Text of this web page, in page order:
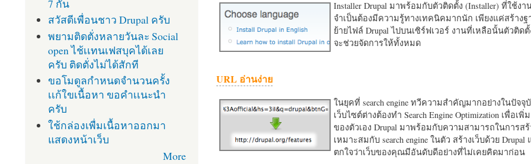
Installer Drupal มาพร้อมกับตัวติดตั้ง (Installer) ที่ใช้งา
จำเป็นต้องมีความรู้ทางเทคนิคมากนัก เพียงแค่สร้าง
ย้ายไฟล์ Drupal ไปบนเซิร์ฟเวอร์ งานที่เหลือนั้นตัวติดตั้
จะช่วยจัดการให้ทั้งหมด
URL อ่านง่าย
ในยุคที่ search engine ทวีความสำคัญมากอย่างในปัจจุ
เว็บไซต์ต่างต้องทำ Search Engine Optimization เพื่อเ
ของตัวเอง Drupal มาพร้อมกับความสามารถในการสร้
เหมาะสมกับ search engine ในตัว สร้างเว็บด้วย
ตกใจว่าเว็บของคุณมีอันดับดีอย่างที่ไม่เคยคิดมาก่อน
7 กัน
สวัสดีเพื่อนชาว Drupal ครับ
พยามติดตั่งหลายวันละ Social
open ไช้เเทนเฟสบุคได้เลย
ครับ ติดตั่งไม่ได้สักที
ขอโมดูลกำหนดจำนวนครั้ง
เเก้ใขเนื้อหา ขอคำเเนะนำ
ครับ
ใช้กล่องเพื่มเนื้อหาออกมา
แสดงหน้าเว็บ
More